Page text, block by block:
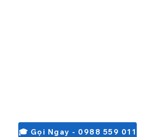
🎓 Gọi Ngay - 0988 559 011